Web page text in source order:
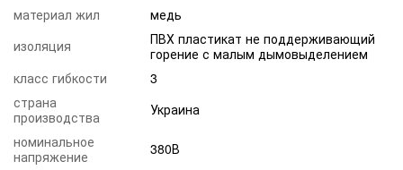
материал жил
медь
изоляция
ПВХ пластикат не поддерживающий
горение с малым дымовыделением
класс гибкости
3
страна
производства
Украина
номинальное
напряжение
380В